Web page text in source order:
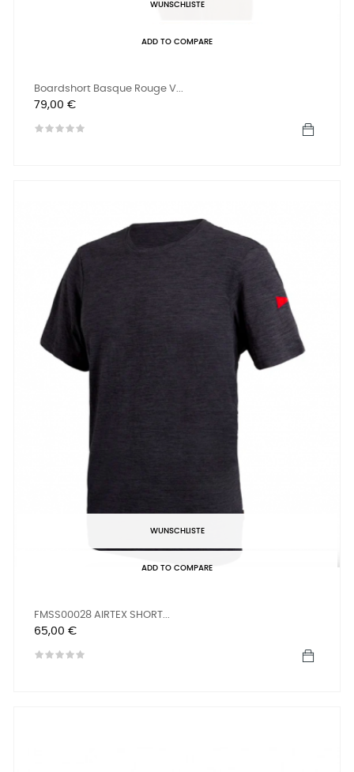
WUNSCHLISTE
ADD TO COMPARE
Boardshort Basque Rouge V...
Preis
79,00 €
WUNSCHLISTE
ADD TO COMPARE
FMSS00028 AIRTEX SHORT...
Preis
65,00 €